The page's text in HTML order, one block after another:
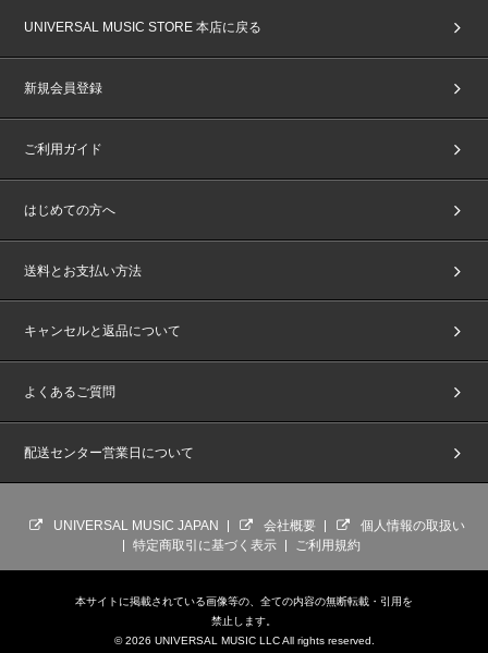
UNIVERSAL MUSIC STORE 本店に戻る
新規会員登録
ご利用ガイド
はじめての方へ
送料とお支払い方法
キャンセルと返品について
よくあるご質問
配送センター営業日について
UNIVERSAL MUSIC JAPAN 会社概要
個人情報の取扱い
特定商取引に基づく表示
ご利用規約
本サイトに掲載されている画像等の、全ての内容の無断転載・引用を
禁止します。
© 2026 UNIVERSAL MUSIC LLC All rights reserved.